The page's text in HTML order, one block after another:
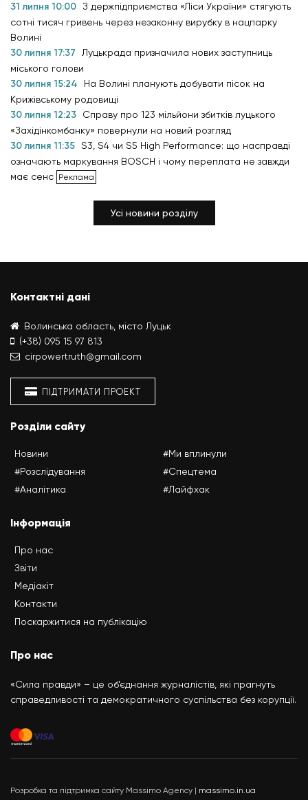
31 липня 10:00 З держпідприємства «Ліси України» стягують
сотні тисяч гривень через незаконну вирубку в нацпарку
Волині
30 липня 17:37
Луцькрада призначила нових заступниць
міського голови
30 липня 15:24
На Волині планують добувати пісок на
Крижівському родовищі
30 липня 12:23
Справу про 123 мільйони збитків луцького
«Західінкомбанку» повернули на новий розгляд
30 липня 11:35 S3, S4 чи S5 High Performance: що насправді
означають маркування BOSCH і чому переплата не завжди
має сенс
Усі новини розділу
Контактні дані
Волинська область, місто Луцьк
(+38) 095 15 97 813
cirpowertruth@gmail.com
ПІДТРИМАТИ ПРОЕКТ
Розділи сайту
Новини
#Розслідування
#Аналітика
#Ми вплинули
#Спецтема
#Лайфхак
Інформація
Про нас
Звіти
Медіакіт
Контакти
Поскаржитися на публікацію
Про нас
«Сила правди» – це об’єднання журналістів, які прагнуть
справедливості та демократичного суспільства без корупції.
Розробка та підтримка сайту Massimo Agency | massimo.in.ua